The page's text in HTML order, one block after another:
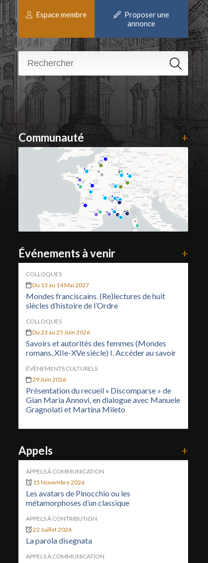
Espace membre
Proposer une
annonce
Communauté +
Événements à venir +
COLLOQUES
Du 13 au 14 Mai 2027
Mondes franciscains. (Re)lectures de huit
siècles d’histoire de l’Ordre
COLLOQUES
Du 23 au 25 Juin 2026
Savoirs et autorités des femmes (Mondes
romans, XIIe-XVe siècle) I. Accéder au savoir
ÉVÉNEMENTS CULTURELS
29 Juin 2026
Présentation du recueil « Discomparse » de
Gian Maria Annovi, en dialogue avec Manuele
Gragnolati et Martina Mileto
Appels +
APPELS À COMMUNICATION
15 Novembre 2026
Les avatars de Pinocchio ou les
métamorphoses d’un classique
APPELS À CONTRIBUTION
22 Juillet 2026
La parola disegnata
APPELS À COMMUNICATION